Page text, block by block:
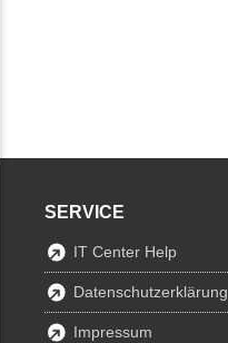
SERVICE
IT Center Help
Datenschutzerklärung
Impressum